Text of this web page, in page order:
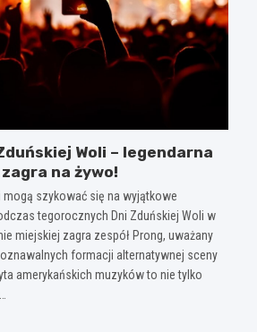
Woli – legendarna
na żywo!
mogą szykować się na wyjątkowe
tegorocznych Dni Zduńskiej Woli w
miejskiej zagra zespół Prong, uważany
formacji alternatywnej sceny
amerykańskich muzyków to nie tylko